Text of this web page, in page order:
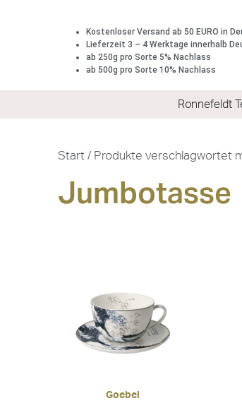
Kostenloser Versand ab 50 EURO in
Lieferzeit 3 – 4 Werktage innerhalb
ab 250g pro Sorte 5% Nachlass
ab 500g pro Sorte 10% Nachlass
Ronnefeldt
Start / Produkte verschlagwortet
Jumbotasse
Goebel